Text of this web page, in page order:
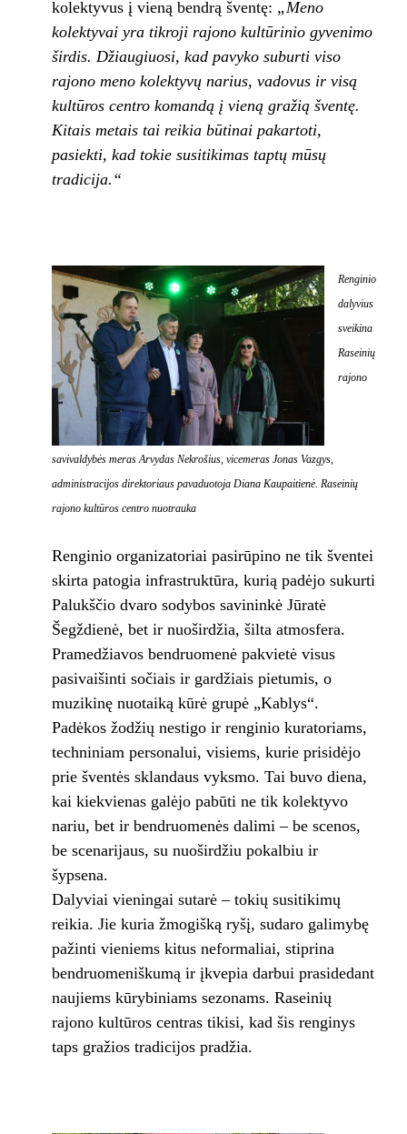
kolektyvus į vieną bendrą šventę: „Meno
kolektyvai yra tikroji rajono kultūrinio gyvenimo
širdis. Džiaugiuosi, kad pavyko suburti viso
rajono meno kolektyvų narius, vadovus ir visą
kultūros centro komandą į vieną gražią šventę.
Kitais metais tai reikia būtinai pakartoti,
pasiekti, kad tokie susitikimas taptų mūsų
tradicija.“
Renginio
dalyvius
sveikina
Raseinių
rajono
savivaldybės meras Arvydas Nekrošius, vicemeras Jonas Vazgys,
administracijos direktoriaus pavaduotoja Diana Kaupaitienė. Raseinių
rajono kultūros centro nuotrauka
Renginio organizatoriai pasirūpino ne tik šventei
skirta patogia infrastruktūra, kurią padėjo sukurti
Palukščio dvaro sodybos savininkė Jūratė
Šegždienė, bet ir nuoširdžia, šilta atmosfera.
Pramedžiavos bendruomenė pakvietė visus
pasivaišinti sočiais ir gardžiais pietumis, o
muzikinę nuotaiką kūrė grupė „Kablys“.
Padėkos žodžių nestigo ir renginio kuratoriams,
techniniam personalui, visiems, kurie prisidėjo
prie šventės sklandaus vyksmo. Tai buvo diena,
kai kiekvienas galėjo pabūti ne tik kolektyvo
nariu, bet ir bendruomenės dalimi – be scenos,
be scenarijaus, su nuoširdžiu pokalbiu ir
šypsena.
Dalyviai vieningai sutarė – tokių susitikimų
reikia. Jie kuria žmogišką ryšį, sudaro galimybę
pažinti vieniems kitus neformaliai, stiprina
bendruomeniškumą ir įkvepia darbui prasidedant
naujiems kūrybiniams sezonams. Raseinių
rajono kultūros centras tikisi, kad šis renginys
taps gražios tradicijos pradžia.